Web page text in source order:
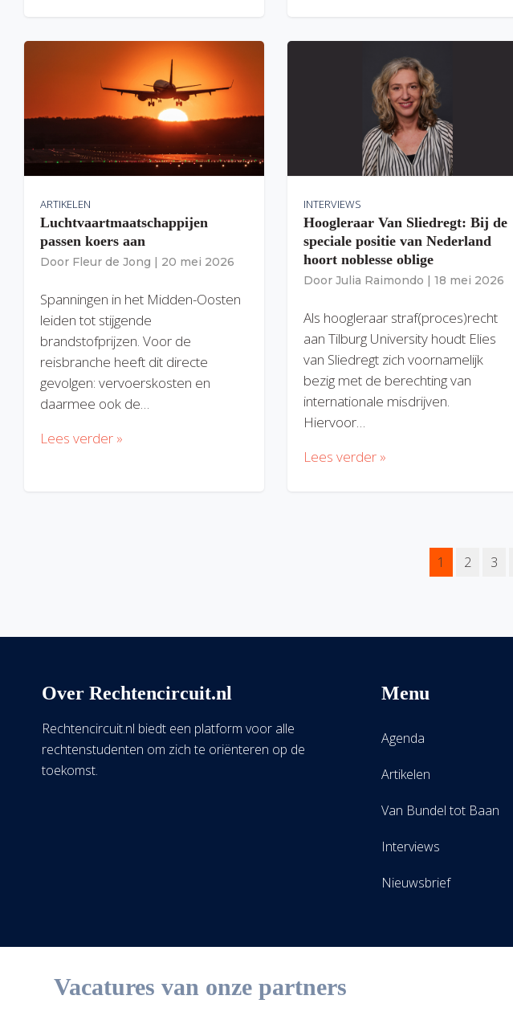
ARTIKELEN
Luchtvaartmaatschappijen
passen koers aan
Door Fleur de Jong | 20 mei 2026
Spanningen in het Midden-Oosten
leiden tot stijgende
brandstofprijzen. Voor de
reisbranche heeft dit directe
gevolgen: vervoerskosten en
daarmee ook de…
Lees verder »
INTERVIEWS
Hoogleraar Van Sliedregt: Bij de
speciale positie van Nederland
hoort noblesse oblige
Door Julia Raimondo | 18 mei 2026
Als hoogleraar straf(proces)recht
aan Tilburg University houdt Elies
van Sliedregt zich voornamelijk
bezig met de berechting van
internationale misdrijven.
Hiervoor…
Lees verder »
1 2 3
Over Rechtencircuit.nl
Rechtencircuit.nl biedt een platform voor alle
rechtenstudenten om zich te oriënteren op de
toekomst.
Menu
Agenda
Artikelen
Van Bundel tot Baan
Interviews
Nieuwsbrief
Vacatures van onze partners